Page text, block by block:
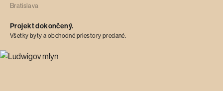
Bratislava
Projekt dokončený.
Všetky byty a obchodné priestory predané.